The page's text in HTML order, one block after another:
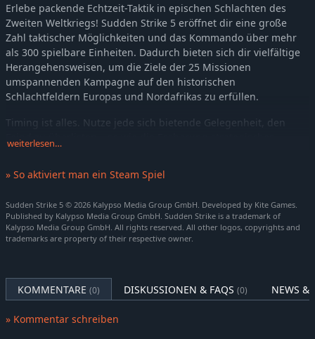
Erlebe packende Echtzeit-Taktik in epischen Schlachten des
Zweiten Weltkriegs! Sudden Strike 5 eröffnet dir eine große
Zahl taktischer Möglichkeiten und das Kommando über mehr
als 300 spielbare Einheiten. Dadurch bieten sich dir vielfältige
Herangehensweisen, um die Ziele der 25 Missionen
umspannenden Kampagne auf den historischen
Schlachtfeldern Europas und Nordafrikas zu erfüllen.
Timing ist alles. Nutze jede sich bietende Gelegenheit, den
Feind zu überlisten – so wie die Eroberung strategischer
abzuschneiden. Stelle deinen Nachschub sicher und sei zur
Schlachtfeld zu deinen Gunsten zu wenden.
Wähle dein Vorgehen mit Bedacht – wir sehen uns an der
Features
Führe deine Truppen in gewaltigen Schlachten an: Sudden
Strike 5 bietet mitreißende Echtzeitstrategie in 25 Missionen
weiterlesen…
» So aktiviert man ein Steam Spiel
Sudden Strike 5 © 2026 Kalypso Media Group GmbH. Developed by Kite Games.
Published by Kalypso Media Group GmbH. Sudden Strike is a trademark of
Kalypso Media Group GmbH. All rights reserved. All other logos, copyrights and
trademarks are property of their respective owner.
KOMMENTARE (0) DISKUSSIONEN & FAQS (0) NEWS &
» Kommentar schreiben